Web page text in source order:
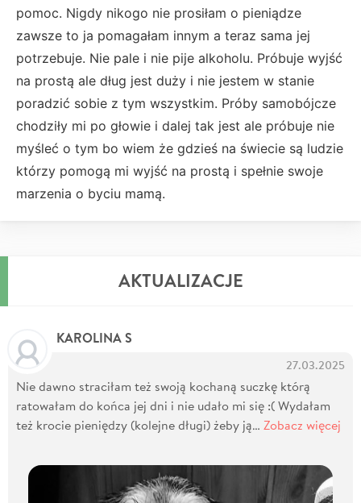
pomoc. Nigdy nikogo nie prosiłam o pieniądze
zawsze to ja pomagałam innym a teraz sama jej
potrzebuje. Nie pale i nie pije alkoholu. Próbuje wyjść
na prostą ale dług jest duży i nie jestem w stanie
poradzić sobie z tym wszystkim. Próby samobójcze
chodziły mi po głowie i dalej tak jest ale próbuje nie
myśleć o tym bo wiem że gdzieś na świecie są ludzie
którzy pomogą mi wyjść na prostą i spełnie swoje
marzenia o byciu mamą.
AKTUALIZACJE
KAROLINA S
27.03.2025
Nie dawno straciłam też swoją kochaną suczkę którą
ratowałam do końca jej dni i nie udało mi się :( Wydałam
też krocie pieniędzy (kolejne długi) żeby ją… Zobacz więcej